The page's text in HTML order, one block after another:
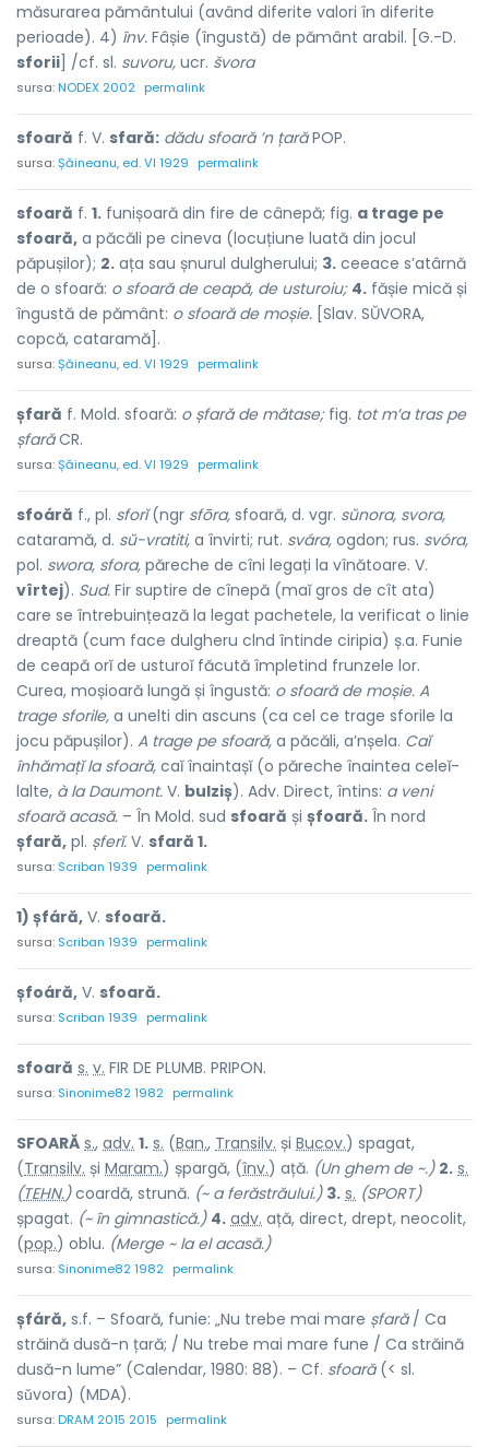
măsurarea pământului (având diferite valori în diferite
perioade). 4) înv. Fâșie (îngustă) de pământ arabil. [G.-D.
sforii ] /cf. sl. suvoru, ucr. švora
sursa:NODEX 2002 permalink
sfoară f. V. sfară: dădu sfoară ’n țarăPOP.
sursa:Șăineanu, ed. VI 1929 permalink
sfoară f. 1. funișoară din fire de cânepă; fig. a trage pe
sfoară, a păcăli pe cineva (locuțiune luată din jocul
păpușilor); 2. ața sau șnurul dulgherului; 3. ceeace s’atârnă
de o sfoară: o sfoară de ceapă, de usturoiu; 4. fășie mică și
îngustă de pământ: o sfoară de moșie. [Slav. SŬVORA,
copcă, cataramă].
sursa:Șăineanu, ed. VI 1929 permalink
șfară f. Mold. sfoară: o șfară de mătase;fig. tot m’a tras pe
șfarăCR.
sursa:Șăineanu, ed. VI 1929 permalink
sfoáră f., pl. sforĭ(ngr sfōra, sfoară, d. vgr. sŭnora, svora,
cataramă, d. sŭ-vratiti, a învirti; rut. svára, ogdon; rus. svóra,
pol. swora, sfora, păreche de cîni legați la vînătoare. V.
vîrtej). Sud. Fir suptire de cînepă (maĭ gros de cît ata)
care se întrebuințează la legat pachetele, la verificat o linie
dreaptă (cum face dulgheru clnd întinde ciripia) ș.a. Funie
de ceapă orĭ de usturoĭ făcută împletind frunzele lor.
Curea, moșioară lungă și îngustă: o sfoară de moșie. A
trage sforile, a unelti din ascuns (ca cel ce trage sforile la
jocu păpușilor). A trage pe sfoară, a păcăli, a’nșela. Caĭ
înhămațĭ la sfoară, caĭ înaintașĭ (o păreche înaintea celeĭ-
lalte, à la Daumont. V. bulziș). Adv. Direct, întins: a veni
sfoară acasă. – În Mold. sud sfoară și șfoară. În nord
șfară, pl. șferĭ. V. sfară 1.
sursa: Scriban 1939 permalink
1) șfáră, V. sfoară.
sursa: Scriban 1939 permalink
șfoáră, V. sfoară.
sursa: Scriban 1939 permalink
sfoară s. v. FIR DE PLUMB. PRIPON.
sursa: Sinonime82 1982 permalink
SFOARĂ s., adv. 1. s. (Ban., Transilv. și Bucov.) spagat,
(Transilv. și Maram.) șpargă, (înv.) ață. (Un ghem de ~.) 2. s.
(TEHN.)coardă, strună. (~ a ferăstrăului.) 3. s. (SPORT)
șpagat. (~ în gimnastică.) 4. adv. ață, direct, drept, neocolit,
(pop.) oblu. (Merge ~ la el acasă.)
sursa: Sinonime82 1982 permalink
șfáră, s.f. – Sfoară, funie: „Nu trebe mai mare șfară/ Ca
străină dusă-n țară; / Nu trebe mai mare fune / Ca străină
dusă-n lume” (Calendar, 1980: 88). – Cf. sfoară(< sl.
sǔvora) (MDA).
sursa:DRAM 2015 2015 permalink